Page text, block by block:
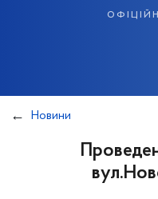
Новини